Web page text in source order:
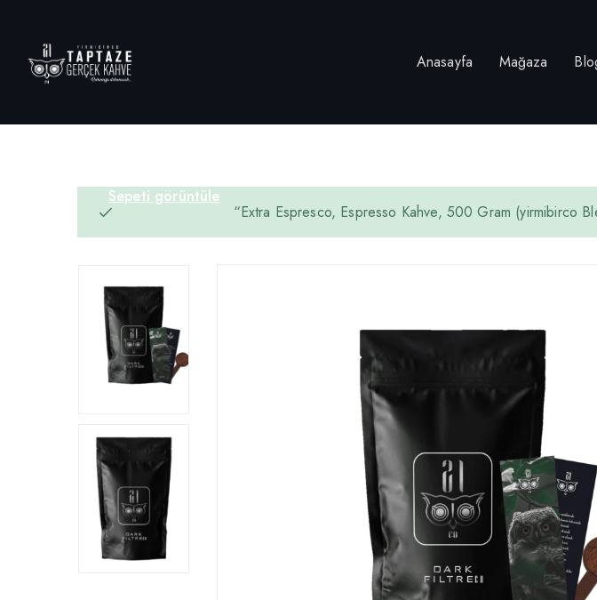
Anasayfa Mağaza
Sepeti görüntüle
“Extra Espresco, Espresso Kahve, 500 Gram (yirmibirco